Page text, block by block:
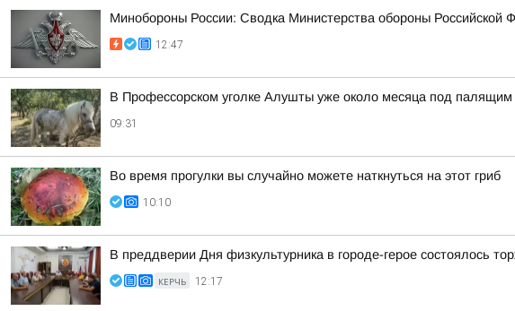
Минобороны России: Сводка Министерства обороны Российской
12:47
В Профессорском уголке Алушты уже около месяца под
09:31
Во время прогулки вы случайно можете наткнуться на этот гриб
10:10
В преддверии Дня физкультурника в городе-герое состоялось
КЕРЧЬ 12:17